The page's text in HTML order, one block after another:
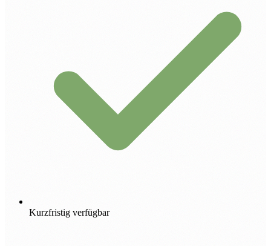
Kurzfristig verfügbar